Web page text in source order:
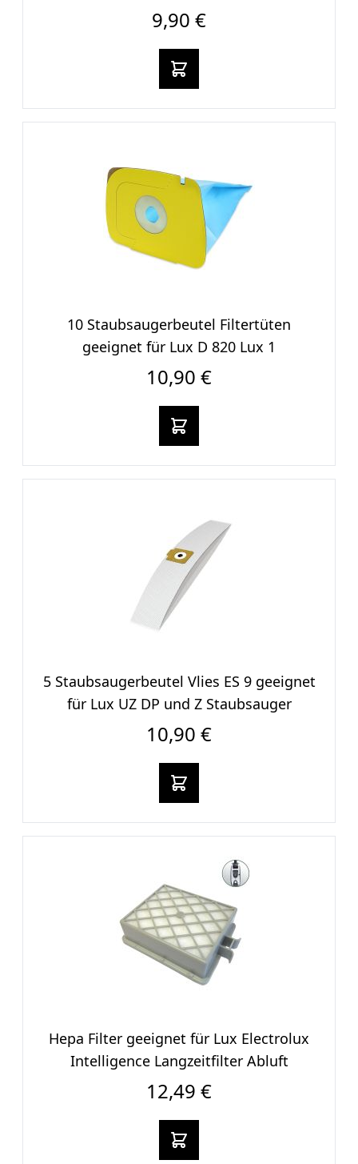
Staubsauger
9,90 €
In den warenkorb
10 Staubsaugerbeutel Filtertüten
geeignet für Lux D 820 Lux 1
10,90 €
In den warenkorb
5 Staubsaugerbeutel Vlies ES 9 geeignet
für Lux UZ DP und Z Staubsauger
10,90 €
In den warenkorb
Hepa Filter geeignet für Lux Electrolux
Intelligence Langzeitfilter Abluft
12,49 €
In den warenkorb